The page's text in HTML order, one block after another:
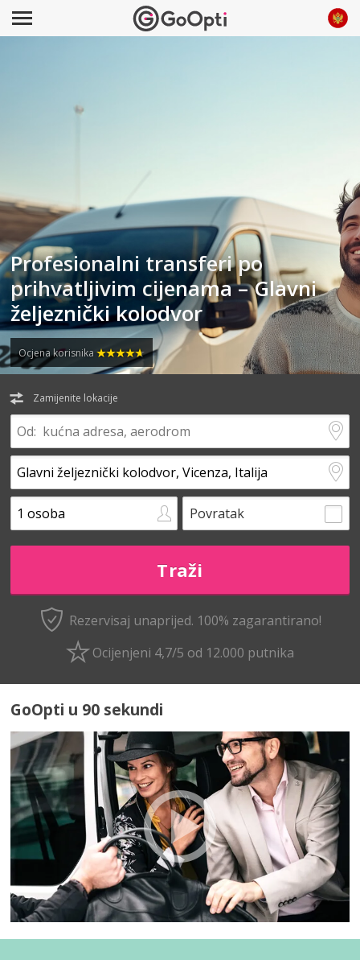
Profesionalni transferi po
prihvatljivim cijenama – Glavni
željeznički kolodvor
Ocjena korisnika
Zamijenite lokacije
Povratak
Rezervisaj unaprijed. 100% zagarantirano!
Ocijenjeni 4,7/5 od 12.000 putnika
GoOpti u 90 sekundi